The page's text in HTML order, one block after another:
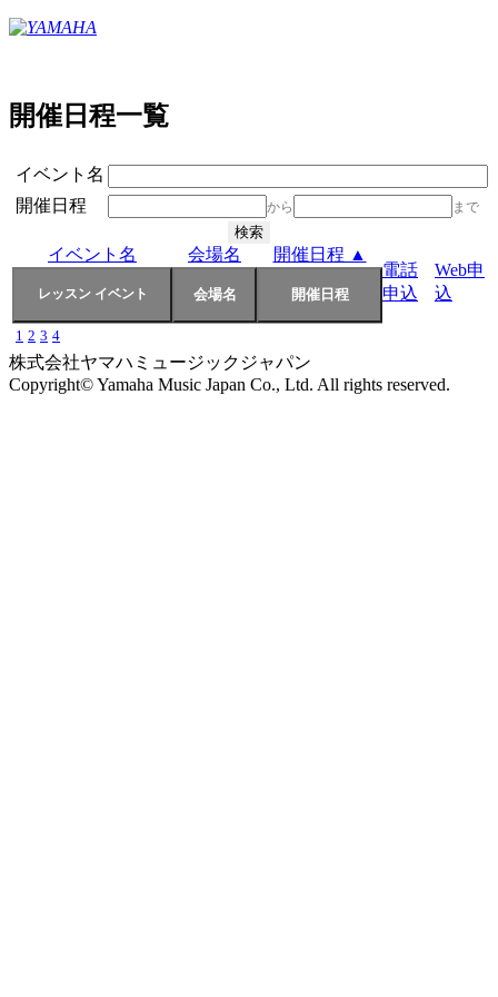
開催日程一覧
イベント名
開催日程
から まで
イベント名 会場名
開催日程 ▲
電話
申込
Web申
込
1 2 3 4
株式会社ヤマハミュージックジャパン
Copyright© Yamaha Music Japan Co., Ltd. All rights reserved.